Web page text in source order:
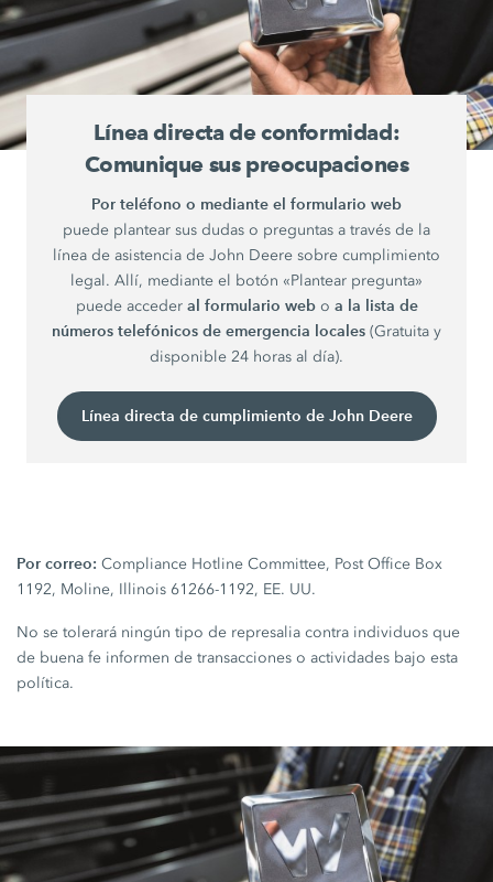
Línea directa de conformidad:
Comunique sus preocupaciones
Por teléfono o mediante el formulario web
puede plantear sus dudas o preguntas a través de la
línea de asistencia de John Deere sobre cumplimiento
legal. Allí, mediante el botón «Plantear pregunta»
puede acceder al formulario webo a la lista de
números telefónicos de emergencia locales (Gratuita y
disponible 24 horas al día).
Línea directa de cumplimiento de John Deere
Por correo:Compliance Hotline Committee, Post Office Box
1192, Moline, Illinois 61266-1192, EE. UU.
No se tolerará ningún tipo de represalia contra individuos que
de buena fe informen de transacciones o actividades bajo esta
política.